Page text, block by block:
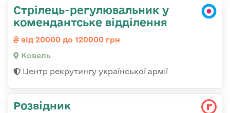
Стрілець-регулювальник у
комендантське відділення
від 20000 до 120000 грн
Ковель
Центр рекрутингу української армії
Розвідник